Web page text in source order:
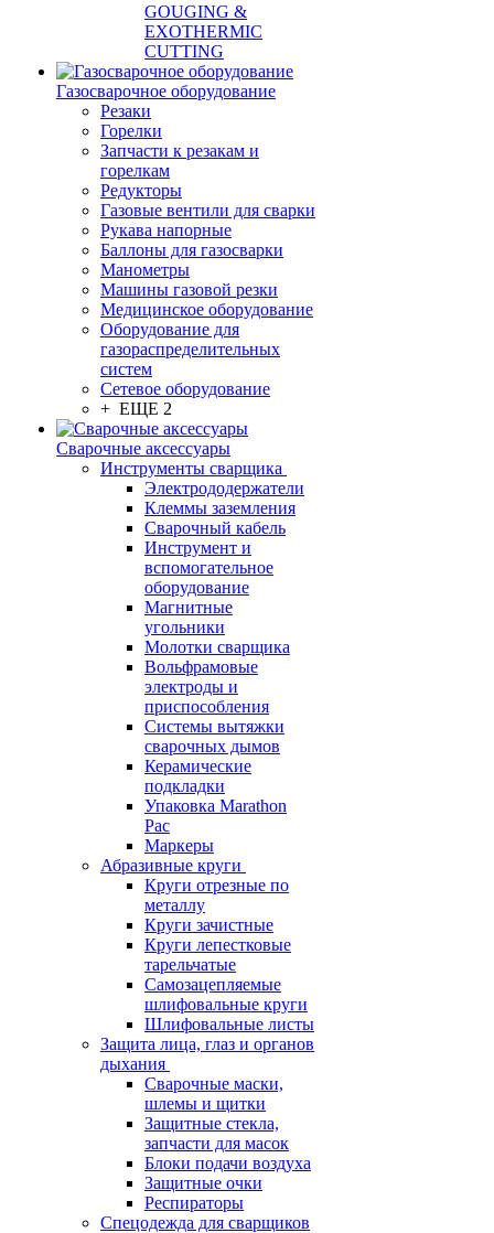
GOUGING &
EXOTHERMIC
CUTTING
Газосварочное оборудование
Резаки
Горелки
Запчасти к резакам и
горелкам
Редукторы
Газовые вентили для сварки
Рукава напорные
Баллоны для газосварки
Манометры
Машины газовой резки
Медицинское оборудование
Оборудование для
газораспределительных
систем
Сетевое оборудование
+ ЕЩЕ 2
Сварочные аксессуары
Инструменты сварщика
Электрододержатели
Клеммы заземления
Сварочный кабель
Инструмент и
вспомогательное
оборудование
Магнитные
угольники
Молотки сварщика
Вольфрамовые
электроды и
приспособления
Системы вытяжки
сварочных дымов
Керамические
подкладки
Упаковка Marathon
Pac
Маркеры
Абразивные круги
Круги отрезные по
металлу
Круги зачистные
Круги лепестковые
тарельчатые
Самозацепляемые
шлифовальные круги
Шлифовальные листы
Защита лица, глаз и органов
дыхания
Сварочные маски,
шлемы и щитки
Защитные стекла,
запчасти для масок
Блоки подачи воздуха
Защитные очки
Респираторы
Спецодежда для сварщиков